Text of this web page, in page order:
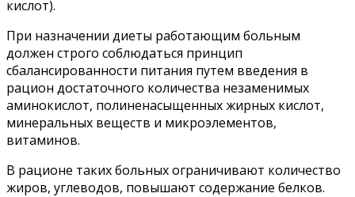
кислот).
При назначении диеты работающим больным
должен строго соблюдаться принцип
сбалансированности питания путем введения в
рацион достаточного количества незаменимых
аминокислот, полиненасыщенных жирных кислот,
минеральных веществ и микроэлементов,
витаминов.
В рационе таких больных ограничивают количество
жиров, углеводов, повышают содержание белков.